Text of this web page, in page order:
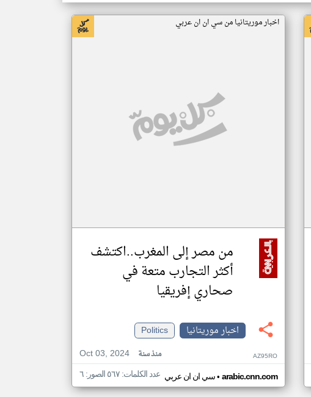
اخبار موريتانيا من سي ان ان عربي
من مصر إلى المغرب..اكتشف
أكثر التجارب متعة في
صحاري إفريقيا
اخبار موريتانيا
Politics
Oct 03, 2024
منذ سنة AZ95RO
سي ان ان عربي• arabic.cnn.com عدد الكلمات: ٥٦٧ الصور: ٦